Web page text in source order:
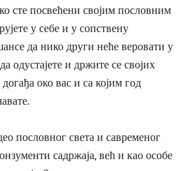
сте посвећени својим пословним
у себе и у сопствену
да нико други неће веровати у
одустајете и држите се својих
око вас и са којим год
пословног света и савременог
садржаја, већ и као особе